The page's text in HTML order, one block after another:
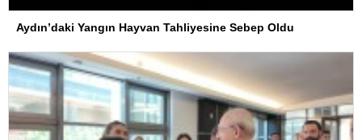
Aydın’daki Yangın Hayvan Tahliyesine Sebep Oldu